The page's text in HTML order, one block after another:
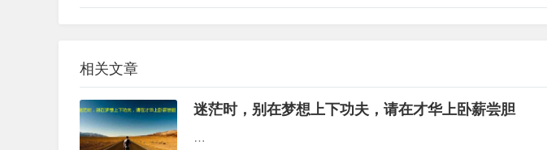
相关文章
迷茫时，别在梦想上下功夫，请在才华上卧薪尝胆
…